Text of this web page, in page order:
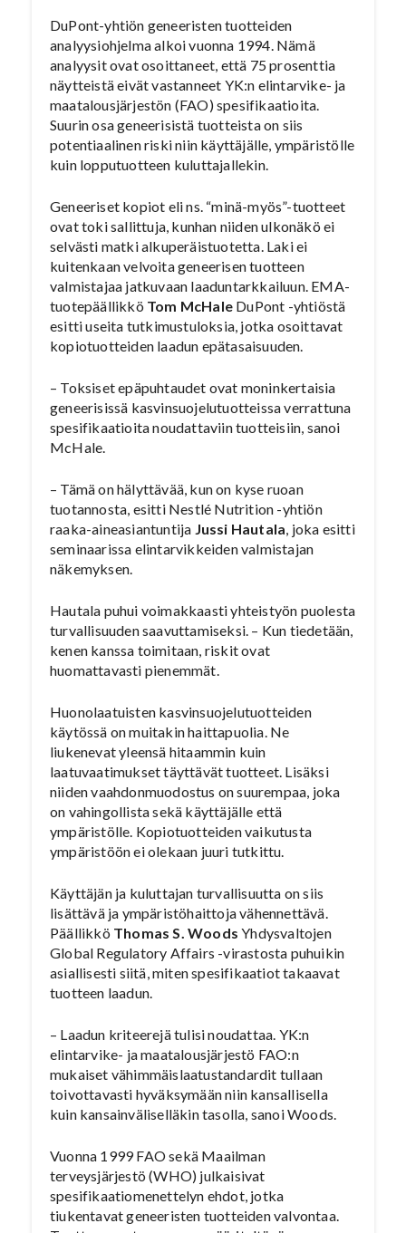
DuPont-yhtiön geneeristen tuotteiden
analyysiohjelma alkoi vuonna 1994. Nämä
analyysit ovat osoittaneet, että 75 prosenttia
näytteistä eivät vastanneet YK:n elintarvike- ja
maatalousjärjestön (FAO) spesifikaatioita.
Suurin osa geneerisistä tuotteista on siis
potentiaalinen riski niin käyttäjälle, ympäristölle
kuin lopputuotteen kuluttajallekin.
Geneeriset kopiot eli ns. “minä-myös”-tuotteet
ovat toki sallittuja, kunhan niiden ulkonäkö ei
selvästi matki alkuperäistuotetta. Laki ei
kuitenkaan velvoita geneerisen tuotteen
valmistajaa jatkuvaan laaduntarkkailuun. EMA-
tuotepäällikkö Tom McHale DuPont -yhtiöstä
esitti useita tutkimustuloksia, jotka osoittavat
kopiotuotteiden laadun epätasaisuuden.
– Toksiset epäpuhtaudet ovat moninkertaisia
geneerisissä kasvinsuojelutuotteissa verrattuna
spesifikaatioita noudattaviin tuotteisiin, sanoi
McHale.
– Tämä on hälyttävää, kun on kyse ruoan
tuotannosta, esitti Nestlé Nutrition -yhtiön
raaka-aineasiantuntija Jussi Hautala, joka esitti
seminaarissa elintarvikkeiden valmistajan
näkemyksen.
Hautala puhui voimakkaasti yhteistyön puolesta
turvallisuuden saavuttamiseksi. – Kun tiedetään,
kenen kanssa toimitaan, riskit ovat
huomattavasti pienemmät.
Huonolaatuisten kasvinsuojelutuotteiden
käytössä on muitakin haittapuolia. Ne
liukenevat yleensä hitaammin kuin
laatuvaatimukset täyttävät tuotteet. Lisäksi
niiden vaahdonmuodostus on suurempaa, joka
on vahingollista sekä käyttäjälle että
ympäristölle. Kopiotuotteiden vaikutusta
ympäristöön ei olekaan juuri tutkittu.
Käyttäjän ja kuluttajan turvallisuutta on siis
lisättävä ja ympäristöhaittoja vähennettävä.
Päällikkö Thomas S. WoodsYhdysvaltojen
Global Regulatory Affairs -virastosta puhuikin
asiallisesti siitä, miten spesifikaatiot takaavat
tuotteen laadun.
– Laadun kriteerejä tulisi noudattaa. YK:n
elintarvike- ja maatalousjärjestö FAO:n
mukaiset vähimmäislaatustandardit tullaan
toivottavasti hyväksymään niin kansallisella
kuin kansainväliselläkin tasolla, sanoi Woods.
Vuonna 1999 FAO sekä Maailman
terveysjärjestö (WHO) julkaisivat
spesifikaatiomenettelyn ehdot, jotka
tiukentavat geneeristen tuotteiden valvontaa.